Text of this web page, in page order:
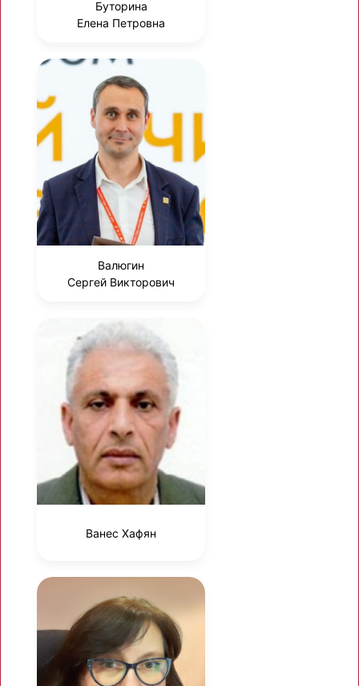
Буторина
Елена Петровна
Валюгин
Сергей Викторович
Ванес Хафян